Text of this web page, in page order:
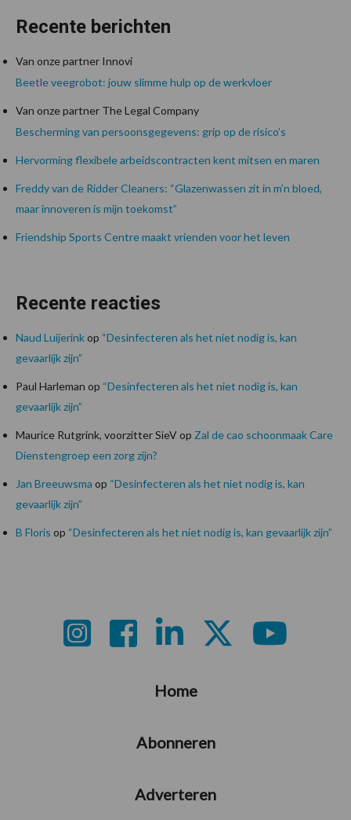
Recente berichten
Van onze partner Innovi
Beetle veegrobot: jouw slimme hulp op de werkvloer
Van onze partner The Legal Company
Bescherming van persoonsgegevens: grip op de risico’s
Hervorming flexibele arbeidscontracten kent mitsen en maren
Freddy van de Ridder Cleaners: “Glazenwassen zit in m’n bloed,
maar innoveren is mijn toekomst”
Friendship Sports Centre maakt vrienden voor het leven
Recente reacties
Naud Luijerinkop “Desinfecteren als het niet nodig is, kan
gevaarlijk zijn”
Paul Harleman op “Desinfecteren als het niet nodig is, kan
gevaarlijk zijn”
Maurice Rutgrink, voorzitter SieVop Zal de cao schoonmaak Care
Dienstengroep een zorg zijn?
Jan Breeuwsma op “Desinfecteren als het niet nodig is, kan
gevaarlijk zijn”
B Floris op “Desinfecteren als het niet nodig is, kan gevaarlijk zijn”
Home
Abonneren
Adverteren